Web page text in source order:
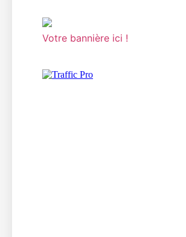
Votre bannière ici !